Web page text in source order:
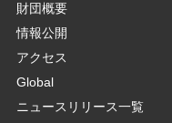
財団概要
情報公開
アクセス
Global
ニュースリリース一覧